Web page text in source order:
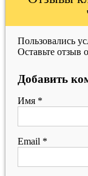
Пользовались
Оставьте отзыв
Добавить
Имя *
Email *